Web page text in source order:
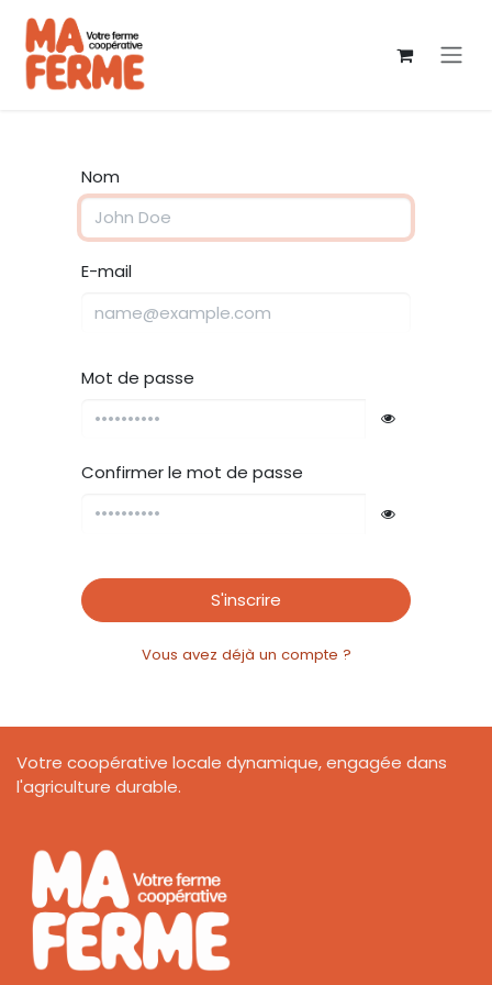
Nom
E-mail
Mot de passe
Confirmer le mot de passe
S'inscrire
Vous avez déjà un compte ?
Votre coopérative locale dynamique, engagée dans
l'agriculture durable.